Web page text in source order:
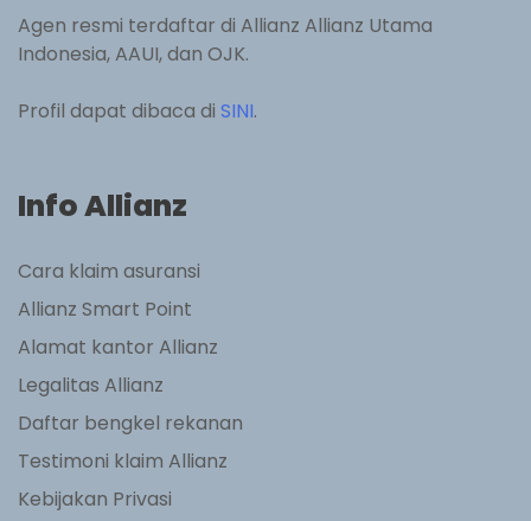
Agen resmi terdaftar di Allianz Allianz Utama
Indonesia, AAUI, dan OJK.
Profil dapat dibaca di SINI.
Info Allianz
Cara klaim asuransi
Allianz Smart Point
Alamat kantor Allianz
Legalitas Allianz
Daftar bengkel rekanan
Testimoni klaim Allianz
Kebijakan Privasi